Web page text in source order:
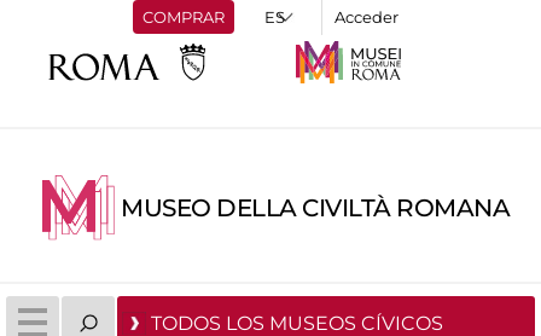
COMPRAR Acceder
MUSEO DELLA CIVILTÀ ROMANA
TODOS LOS MUSEOS CÍVICOS